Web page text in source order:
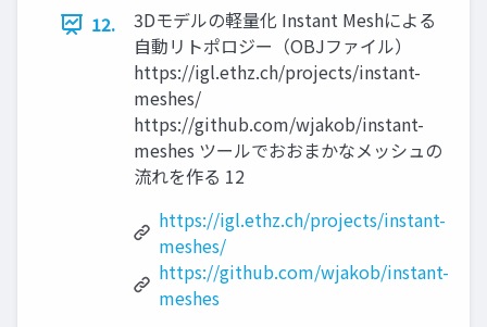
12.
3Dモデルの軽量化 Instant Meshによる
自動リトポロジー（OBJファイル）
https://igl.ethz.ch/projects/instant-
meshes/
https://github.com/wjakob/instant-
meshes ツールでおおまかなメッシュの
流れを作る 12
https://igl.ethz.ch/projects/instant-
meshes/
https://github.com/wjakob/instant-
meshes